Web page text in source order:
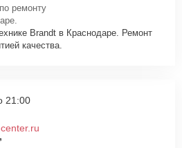
ремонту
Brandt в Краснодаре. Ремонт
качества.
21:00